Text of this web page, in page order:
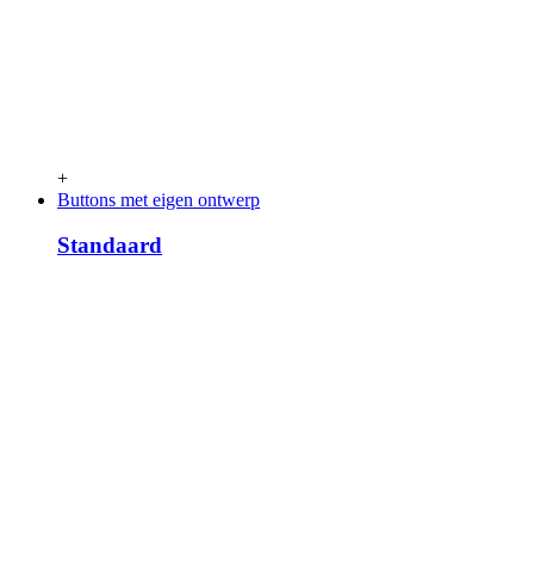
+
Buttons met eigen ontwerp
Standaard